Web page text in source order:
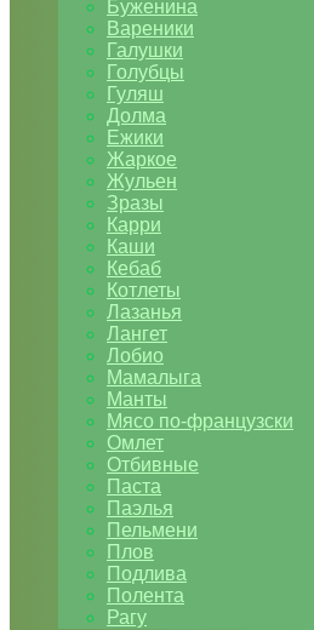
Буженина
Вареники
Галушки
Голубцы
Гуляш
Долма
Ежики
Жаркое
Жульен
Зразы
Карри
Каши
Кебаб
Котлеты
Лазанья
Лангет
Лобио
Мамалыга
Манты
Мясо по-французски
Омлет
Отбивные
Паста
Паэлья
Пельмени
Плов
Подлива
Полента
Рагу